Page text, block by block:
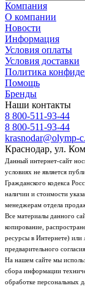
Компания
О компании
Новости
Информация
Условия оплаты
Условия доставки
Политика
Помощь
Бренды
Наши контакты
8 800-511-93-44
8 800-511-93-44
krasnodar@olymp-
Краснодар, ул.
Данный интернет-сайт
условиях не является
Гражданского кодекса
наличии и стоимости
менеджерам отдела
Все материалы данного
копирование,
ресурсы в Интернете) или
предварительного
На нашем сайте мы
сбора информации
обработке персональных